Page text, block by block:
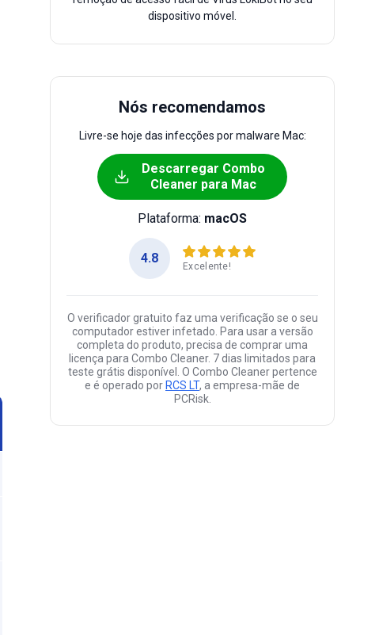
dispositivo móvel.
Nós recomendamos
Livre-se hoje das infecções por malware Mac:
Descarregar Combo
Cleaner para Mac
Plataforma: macOS
4.8
Excelente!
O verificador gratuito faz uma verificação se o seu
computador estiver infetado. Para usar a versão
completa do produto, precisa de comprar uma
licença para Combo Cleaner. 7 dias limitados para
teste grátis disponível. O Combo Cleaner pertence
e é operado por RCS LT, a empresa-mãe de
PCRisk.